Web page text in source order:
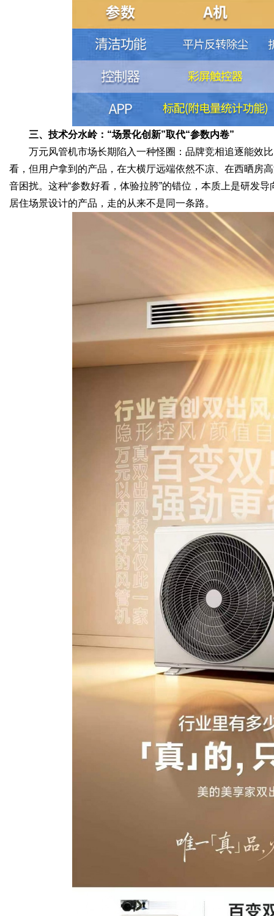
三、技术分水岭：“场景化创新”取代“参数内卷”
万元风管机市场长期陷入一种怪圈：品牌竞相追逐能效
看，但用户拿到的产品，在大横厅远端依然不凉、在西晒房
音困扰。这种“参数好看，体验拉胯”的错位，本质上是研
居住场景设计的产品，走的从来不是同一条路。